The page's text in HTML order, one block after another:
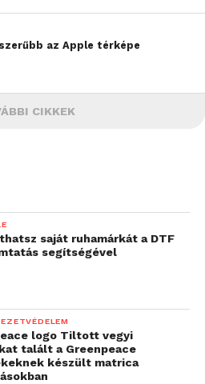
az Apple térképe
CIKKEK
saját ruhamárkát a DTF
segítségével
logo Tiltott vegyi
talált a Greenpeace
készült matrica